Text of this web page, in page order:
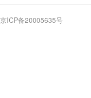
京ICP备20005635号